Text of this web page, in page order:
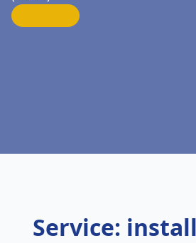
Service: